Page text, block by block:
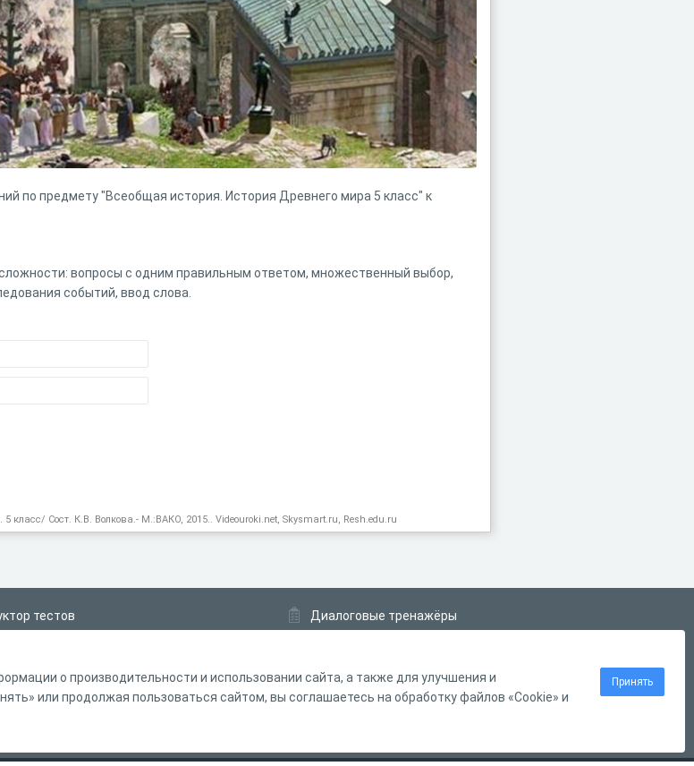
по предмету "Всеобщая история. История Древнего мира 5 класс" к
вопросы с одним правильным ответом, множественный выбор,
событий, ввод слова.
класс/ Сост. К.В. Волкова.- М.:ВАКО, 2015.. Videouroki.net, Skysmart.ru, Resh.edu.ru
тестов
кроссвордов
Диалоговые тренажёры
Система Дистанционного Обучения
о производительности и использовании сайта, а также для улучшения и
или продолжая пользоваться сайтом, вы соглашаетесь на обработку файлов «Cookie» и
Принять